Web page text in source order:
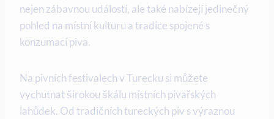
nejen zábavnou událostí, ale také nabízejí jedinečný
pohled na místní kulturu a tradice spojené s
konzumací piva.
Na pivních festivalech v Turecku si můžete
vychutnat širokou škálu místních pivařských
lahůdek. Od tradičních tureckých piv s výraznou